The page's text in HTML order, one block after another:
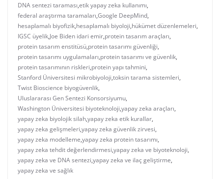
DNA sentezi taraması,etik yapay zeka kullanımı,
federal araştırma taramaları,Google DeepMind,
hesaplamalı biyofizik,hesaplamalı biyoloji,hükümet düzenlemeleri,
IGSC üyelik,Joe Biden idari emir,protein tasarım araçları,
protein tasarım enstitüsü,protein tasarımı güvenliği,
protein tasarımı uygulamaları,protein tasarımı ve güvenlik,
protein tasarımının riskleri,protein yapı tahmini,
Stanford Üniversitesi mikrobiyoloji,toksin tarama sistemleri,
Twist Bioscience biyogüvenlik,
Uluslararası Gen Sentezi Konsorsiyumu,
Washington Üniversitesi biyoteknoloji,yapay zeka araçları,
yapay zeka biyolojik silah,yapay zeka etik kurallar,
yapay zeka gelişmeleri,yapay zeka güvenlik zirvesi,
yapay zeka modelleme,yapay zeka protein tasarımı,
yapay zeka tehdit değerlendirmesi,yapay zeka ve biyoteknoloji,
yapay zeka ve DNA sentezi,yapay zeka ve ilaç geliştirme,
yapay zeka ve sağlık